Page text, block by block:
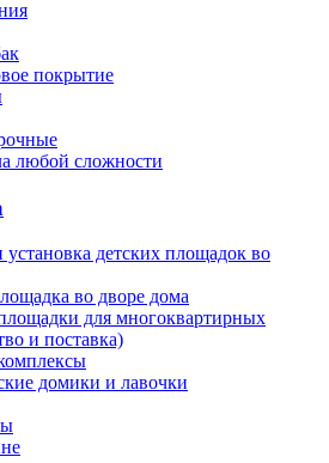
покрытие
любой сложности
установка детских площадок во
во дворе дома
для многоквартирных
и поставка)
домики и лавочки